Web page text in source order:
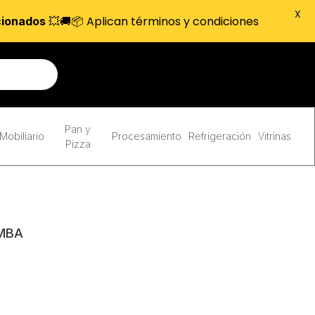
Mobiliario
Pan y
Pizza
Procesamiento Refrigeración Vitrinas
💥🚚📦 Aplican términos y condiciones X